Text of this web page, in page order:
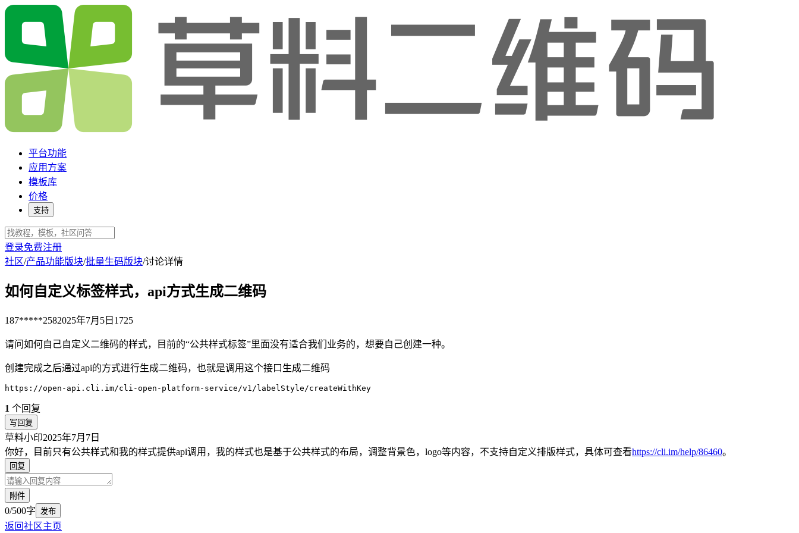
平台功能
应用方案
模板库
价格
支持
登录免费注册
社区/产品功能版块/批量生码版块/讨论详情
如何自定义标签样式，api方式生成二维码
187*****2582025年7月5日 1725
请问如何自己自定义二维码的样式，目前的“公共样式标签”里面没有适合我们业务的，想要自己创建一种。
创建完成之后通过api的方式进行生成二维码，也就是调用这个接口生成二维码
1 个回复
写回复
草料小印2025年7月7日
你好，目前只有公共样式和我的样式提供api调用，我的样式也是基于公共样式的布局，调整背景色，logo等内容，不支持自定义排版样式，具体可查看https://cli.im/help/86460。
回复
附件
0/500字 发布
返回社区主页